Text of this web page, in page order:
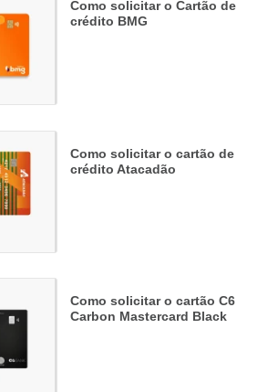
Como solicitar o Cartão de
crédito BMG
Como solicitar o cartão de
crédito Atacadão
Como solicitar o cartão C6
Carbon Mastercard Black